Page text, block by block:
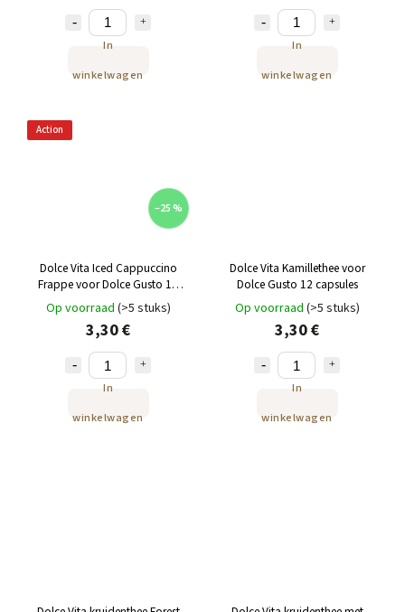
In
winkelwagen
In
winkelwagen
Action
–25 %
Dolce Vita Iced Cappuccino
Frappe voor Dolce Gusto 16
capsules
Op voorraad (>5 stuks)
3,30 €
In
winkelwagen
Dolce Vita Kamillethee voor
Dolce Gusto 12 capsules
Op voorraad (>5 stuks)
3,30 €
In
winkelwagen